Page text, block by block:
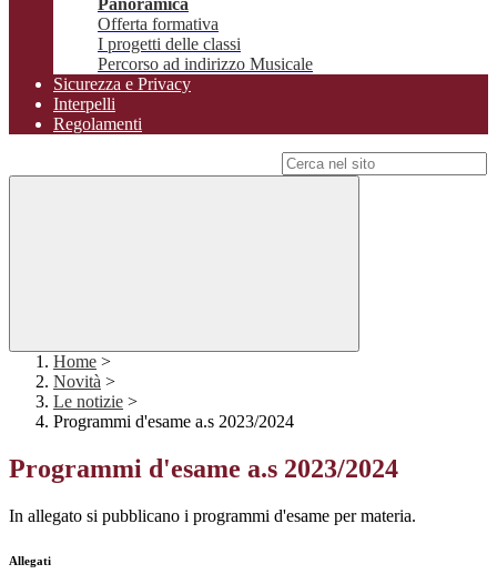
Panoramica
Offerta formativa
I progetti delle classi
Percorso ad indirizzo Musicale
Sicurezza e Privacy
Interpelli
Regolamenti
Home >
Novità >
Le notizie >
Programmi d'esame a.s 2023/2024
Programmi d'esame a.s 2023/2024
In allegato si pubblicano i programmi d'esame per materia.
Allegati